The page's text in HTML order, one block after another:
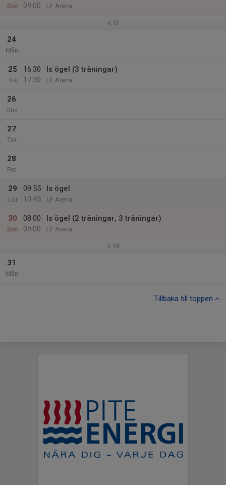
Sön
09:00
LF Arena
v.13
24
Mån
25
Tis
16:30
17:30
Is ögel (3 träningar)
LF Arena
26
Ons
27
Tor
28
Fre
29
Lör
09:55
10:45
Is ögel
LF Arena
30
Sön
08:00
09:00
Is ögel (2 träningar, 3 träningar)
LF Arena
v.14
31
Mån
Tillbaka till toppen